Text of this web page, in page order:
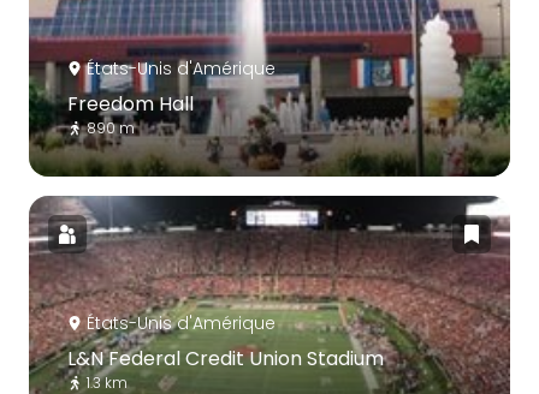
États-Unis d'Amérique
Freedom Hall
890 m
États-Unis d'Amérique
L&N Federal Credit Union Stadium
1.3 km